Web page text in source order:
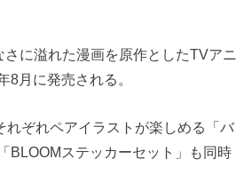
に溢れた漫画を原作としたTVアニ
月に発売される。
ぞれペアイラストが楽しめる「バ
BLOOMステッカーセット」も同時